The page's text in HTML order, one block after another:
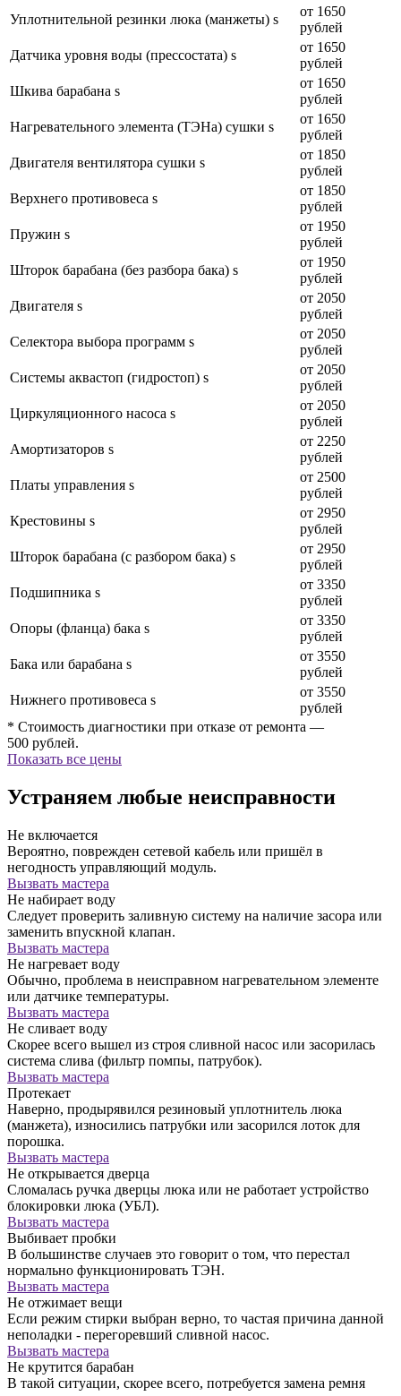
Уплотнительной резинки люка (манжеты) s
от 1650
рублей
Датчика уровня воды (прессостата) s
от 1650
рублей
Шкива барабана s
от 1650
рублей
Нагревательного элемента (ТЭНа) сушки s
от 1650
рублей
Двигателя вентилятора сушки s
от 1850
рублей
Верхнего противовеса s
от 1850
рублей
Пружин s
от 1950
рублей
Шторок барабана (без разбора бака) s
от 1950
рублей
Двигателя s
от 2050
рублей
Селектора выбора программ s
от 2050
рублей
Системы аквастоп (гидростоп) s
от 2050
рублей
Циркуляционного насоса s
от 2050
рублей
Амортизаторов s
от 2250
рублей
Платы управления s
от 2500
рублей
Крестовины s
от 2950
рублей
Шторок барабана (с разбором бака) s
от 2950
рублей
Подшипника s
от 3350
рублей
Опоры (фланца) бака s
от 3350
рублей
Бака или барабана s
от 3550
рублей
Нижнего противовеса s
от 3550
рублей
* Стоимость диагностики при отказе от ремонта —
500 рублей.
Показать все цены
Устраняем любые неисправности
Не включается
Вероятно, поврежден сетевой кабель или пришёл в
негодность управляющий модуль.
Вызвать мастера
Не набирает воду
Следует проверить заливную систему на наличие засора или
заменить впускной клапан.
Вызвать мастера
Не нагревает воду
Обычно, проблема в неисправном нагревательном элементе
или датчике температуры.
Вызвать мастера
Не сливает воду
Скорее всего вышел из строя сливной насос или засорилась
система слива (фильтр помпы, патрубок).
Вызвать мастера
Протекает
Наверно, продырявился резиновый уплотнитель люка
(манжета), износились патрубки или засорился лоток для
порошка.
Вызвать мастера
Не открывается дверца
Сломалась ручка дверцы люка или не работает устройство
блокировки люка (УБЛ).
Вызвать мастера
Выбивает пробки
В большинстве случаев это говорит о том, что перестал
нормально функционировать ТЭН.
Вызвать мастера
Не отжимает вещи
Если режим стирки выбран верно, то частая причина данной
неполадки - перегоревший сливной насос.
Вызвать мастера
Не крутится барабан
В такой ситуации, скорее всего, потребуется замена ремня